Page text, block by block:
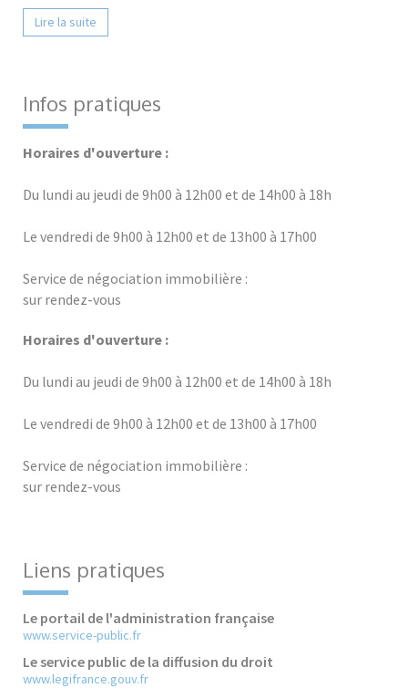
Lire la suite
Infos pratiques
Horaires d'ouverture :
Du lundi au jeudi de 9h00 à 12h00 et de 14h00 à 18h
Le vendredi de 9h00 à 12h00 et de 13h00 à 17h00
Service de négociation immobilière :
sur rendez-vous
Horaires d'ouverture :
Du lundi au jeudi de 9h00 à 12h00 et de 14h00 à 18h
Le vendredi de 9h00 à 12h00 et de 13h00 à 17h00
Service de négociation immobilière :
sur rendez-vous
Liens pratiques
Le portail de l'administration française
www.service-public.fr
Le service public de la diffusion du droit
www.legifrance.gouv.fr